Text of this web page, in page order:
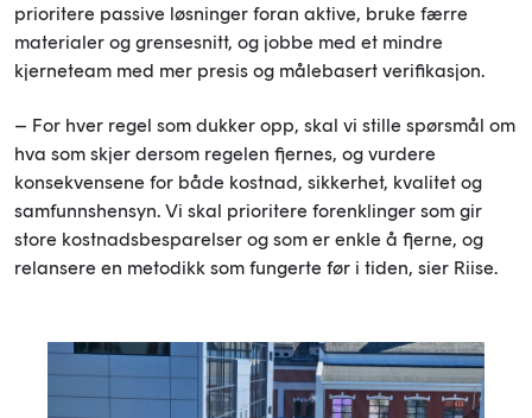
prioritere passive løsninger foran aktive, bruke færre
materialer og grensesnitt, og jobbe med et mindre
kjerneteam med mer presis og målebasert verifikasjon.
– For hver regel som dukker opp, skal vi stille spørsmål om
hva som skjer dersom regelen fjernes, og vurdere
konsekvensene for både kostnad, sikkerhet, kvalitet og
samfunnshensyn. Vi skal prioritere forenklinger som gir
store kostnadsbesparelser og som er enkle å fjerne, og
relansere en metodikk som fungerte før i tiden, sier Riise.